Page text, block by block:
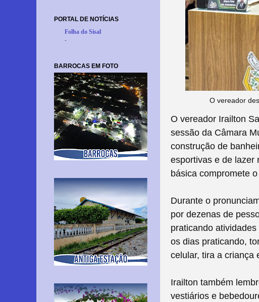
O vereador
O vereador Irailton
sessão da Câmara
construção de
esportivas e de lazer
básica compromete
Durante o
por dezenas de
praticando
os dias praticando,
celular, tira a criança
Irailton também
vestiários e
PORTAL DE NOTÍCIAS
Folha do Sisal
-
BARROCAS EM FOTO